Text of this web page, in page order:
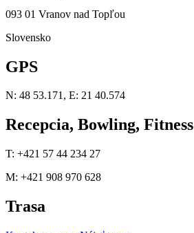
093 01 Vranov nad Topľou
Slovensko
GPS
N: 48 53.171, E: 21 40.574
Recepcia, Bowling, Fitness
T: +421 57 44 234 27
M: +421 908 970 628
Trasa